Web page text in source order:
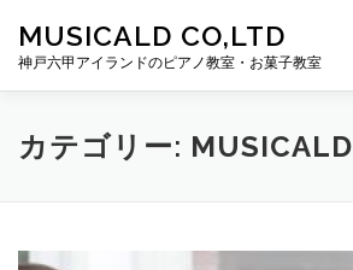
MUSICALD CO,LTD
神戸六甲アイランドのピアノ教室・お菓子教室
HOME ぽこあぽこ河越音楽教室
カテゴリー: MUSICALD